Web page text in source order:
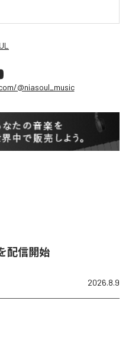
@niasoul_music
配信開始
2026.8.9